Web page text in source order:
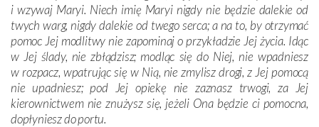
i wzywaj Maryi. Niech imię Maryi nigdy nie będzie dalekie od
twych warg, nigdy dalekie od twego serca; a na to, by otrzymać
pomoc Jej modlitwy nie zapominaj o przykładzie Jej życia. Idąc
w Jej ślady, nie zbłądzisz; modląc się do Niej, nie wpadniesz
w rozpacz, wpatrując się w Nią, nie zmylisz drogi, z Jej pomocą
nie upadniesz; pod Jej opiekę nie zaznasz trwogi, za Jej
kierownictwem nie znużysz się, jeżeli Ona będzie ci pomocna,
dopłyniesz do portu.